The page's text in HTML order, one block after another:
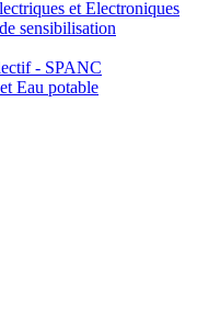
et Electroniques
sensibilisation
- SPANC
Eau potable